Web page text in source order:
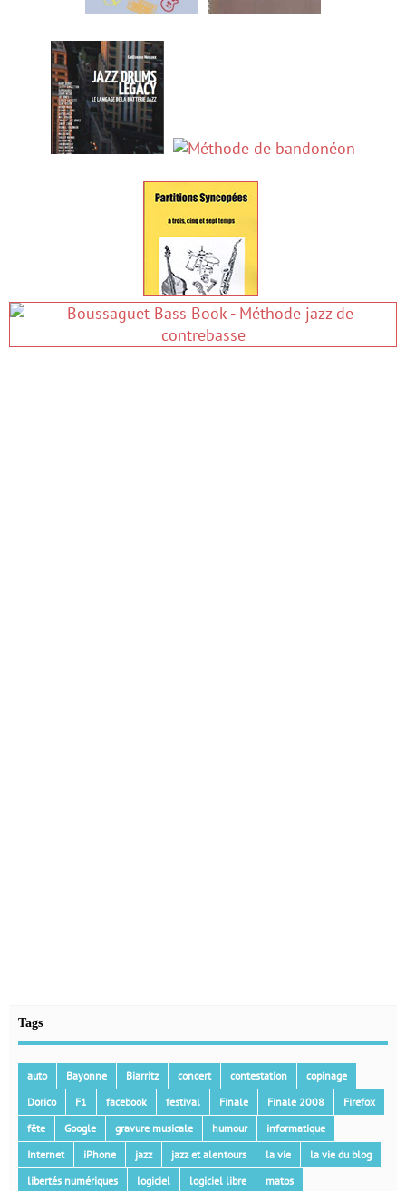
Tags
auto Bayonne Biarritz concert contestation
copinage
Dorico
F1 facebook festival Finale Finale 2008
Firefox
fête
Google gravure musicale humour
informatique
Internet
iPhone jazz jazz et alentours la vie
la vie du blog
libertés numériques
logiciel logiciel libre
matos